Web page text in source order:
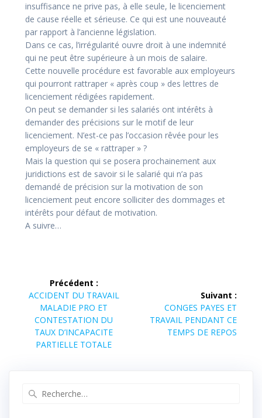
insuffisance ne prive pas, à elle seule, le licenciement
de cause réelle et sérieuse. Ce qui est une nouveauté
par rapport à l’ancienne législation.
Dans ce cas, l’irrégularité ouvre droit à une indemnité
qui ne peut être supérieure à un mois de salaire.
Cette nouvelle procédure est favorable aux employeurs
qui pourront rattraper « après coup » des lettres de
licenciement rédigées rapidement.
On peut se demander si les salariés ont intérêts à
demander des précisions sur le motif de leur
licenciement. N’est-ce pas l’occasion rêvée pour les
employeurs de se « rattraper » ?
Mais la question qui se posera prochainement aux
juridictions est de savoir si le salarié qui n’a pas
demandé de précision sur la motivation de son
licenciement peut encore solliciter des dommages et
intérêts pour défaut de motivation.
A suivre…
Précédent :
ACCIDENT DU TRAVAIL
MALADIE PRO ET
CONTESTATION DU
TAUX D’INCAPACITE
PARTIELLE TOTALE
Suivant :
CONGES PAYES ET
TRAVAIL PENDANT CE
TEMPS DE REPOS